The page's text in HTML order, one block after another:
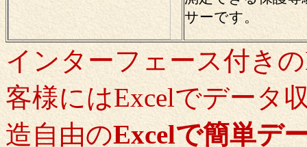
サーです。
インターフェース付き
客様にはExcelでデータ
造自由のExcelで簡単デ